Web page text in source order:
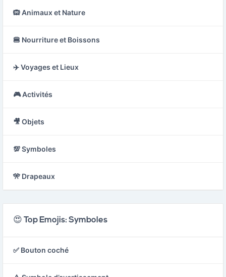
🙉 Animaux et Nature
🍔 Nourriture et Boissons
✈️ Voyages et Lieux
🎮 Activités
🎥 Objets
💯 Symboles
🎌 Drapeaux
😍 Top Emojis: Symboles
✅ Bouton coché